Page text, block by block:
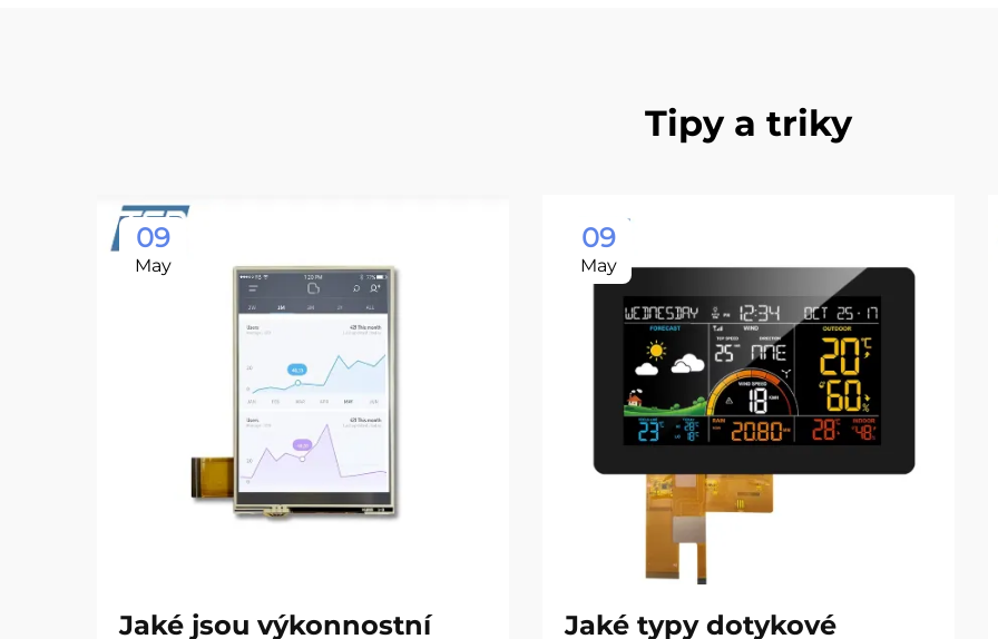
Tipy a triky
09
May
Jaké jsou výkonnostní
09
May
Jaké typy dotykové